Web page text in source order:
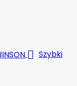
 Szybki